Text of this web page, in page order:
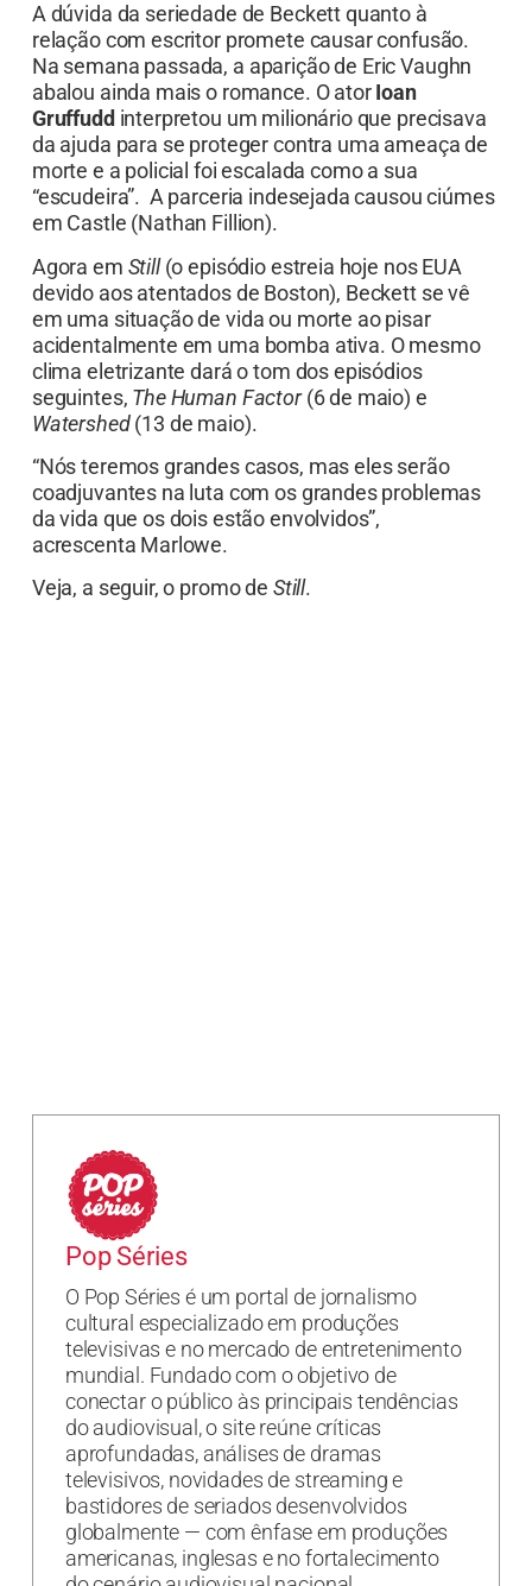
A dúvida da seriedade de Beckett quanto à
relação com escritor promete causar confusão.
Na semana passada, a aparição de Eric Vaughn
abalou ainda mais o romance. O atorIoan
Gruffudd interpretou um milionário que precisava
da ajuda para se proteger contra uma ameaça de
morte e a policial foi escalada como a sua
“escudeira”. A parceria indesejada causou ciúmes
em Castle (Nathan Fillion).
Agora em Still(o episódio estreia hoje nos EUA
devido aos atentados de Boston), Beckett se vê
em uma situação de vida ou morte ao pisar
acidentalmente em uma bomba ativa. O mesmo
clima eletrizante dará o tom dos episódios
seguintes, The Human Factor(6 de maio) e
Watershed(13 de maio).
“Nós teremos grandes casos, mas eles serão
coadjuvantes na luta com os grandes problemas
da vida que os dois estão envolvidos”,
acrescenta Marlowe.
Veja, a seguir, o promo de Still.
Pop Séries
O Pop Séries é um portal de jornalismo
cultural especializado em produções
televisivas e no mercado de entretenimento
mundial. Fundado com o objetivo de
conectar o público às principais tendências
do audiovisual, o site reúne críticas
aprofundadas, análises de dramas
televisivos, novidades de streaming e
bastidores de seriados desenvolvidos
globalmente — com ênfase em produções
americanas, inglesas e no fortalecimento